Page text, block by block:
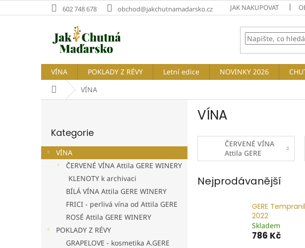
na
602 748 678 obchod@jakchutnamadarsko.cz JAK NAKUPOVAT
VÍNA POKLADY Z RÉVY Letní edice NOVINKY 2026
Domů VÍNA
r
a
kategorie
Kategorie
VÍNA
ČERVENÉ VÍNA Attila GERE WINERY
KLENOTY k archivaci
BÍLÁ VÍNA Attila GERE WINERY
FRICI - perlivá vína od Attila GERE
ROSÉ Attila GERE WINERY
POKLADY Z RÉVY
GRAPELOVE - kosmetika A.GERE
VÍNA
ČERVENÉ VÍNA
Attila GERE
WINERY
Nejprodávanější
GERE
2022
Skladem
786 Kč